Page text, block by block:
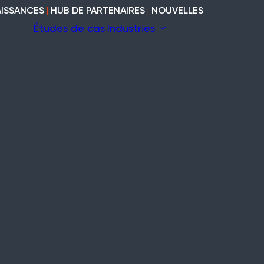
HUB DE PARTENAIRES NOUVELLES
Études de cas Industries